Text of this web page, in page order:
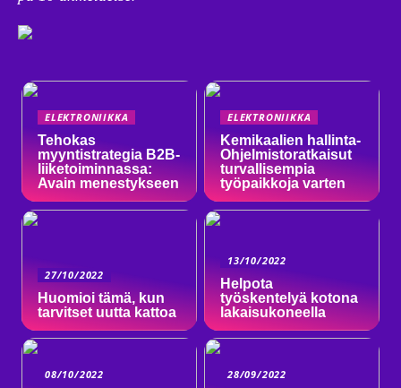
ELEKTRONIIKKA
Tehokas
myyntistrategia B2B-
liiketoiminnassa:
Avain menestykseen
ELEKTRONIIKKA
Kemikaalien hallinta-
Ohjelmistoratkaisut
turvallisempia
työpaikkoja varten
27/10/2022
Huomioi tämä, kun
tarvitset uutta kattoa
13/10/2022
Helpota
työskentelyä kotona
lakaisukoneella
08/10/2022 28/09/2022